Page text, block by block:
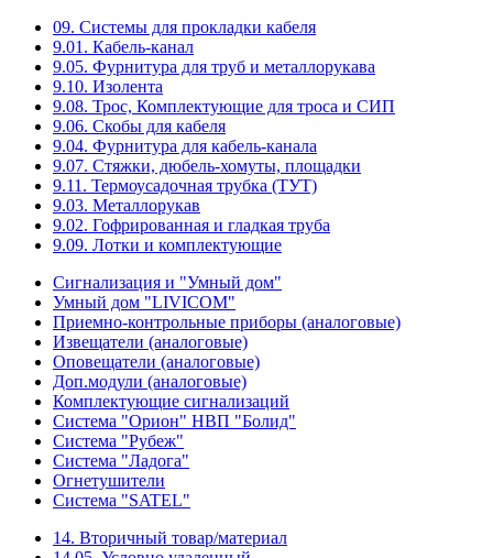
09. Системы для прокладки кабеля
9.01. Кабель-канал
9.05. Фурнитура для труб и металлорукава
9.10. Изолента
9.08. Трос, Комплектующие для троса и СИП
9.06. Скобы для кабеля
9.04. Фурнитура для кабель-канала
9.07. Стяжки, дюбель-хомуты, площадки
9.11. Термоусадочная трубка (ТУТ)
9.03. Металлорукав
9.02. Гофрированная и гладкая труба
9.09. Лотки и комплектующие
Сигнализация и "Умный дом"
Умный дом "LIVICOM"
Приемно-контрольные приборы (аналоговые)
Извещатели (аналоговые)
Оповещатели (аналоговые)
Доп.модули (аналоговые)
Комплектующие сигнализаций
Система "Орион" НВП "Болид"
Система "Рубеж"
Система "Ладога"
Огнетушители
Система "SATEL"
14. Вторичный товар/материал